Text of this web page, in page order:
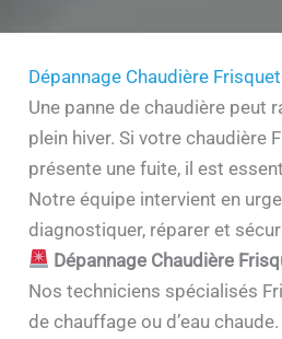
Dépannage Chaudière
Une panne de chaudière peut
plein hiver. Si votre chaudière
présente une fuite, il est
Notre équipe intervient en
diagnostiquer, réparer et
Dépannage Chaudière
Nos techniciens spécialisés
de chauffage ou d’eau